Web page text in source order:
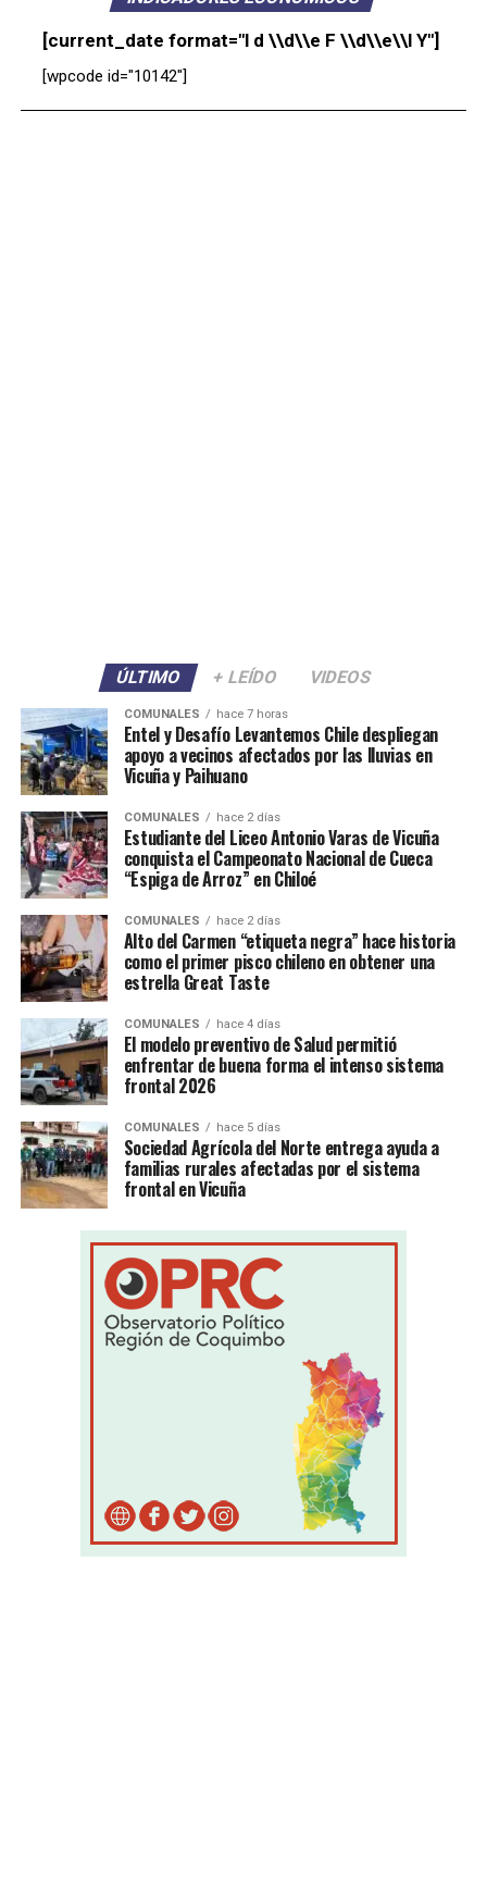
[current_date format="l d \\d\\e F \\d\\e\\l Y"]
[wpcode id="10142"]
ÚLTIMO + LEÍDO VIDEOS
COMUNALES hace 7 horas
Entel y Desafío Levantemos Chile despliegan
apoyo a vecinos afectados por las lluvias en
Vicuña y Paihuano
COMUNALES hace 2 días
Estudiante del Liceo Antonio Varas de Vicuña
conquista el Campeonato Nacional de Cueca
“Espiga de Arroz” en Chiloé
COMUNALES hace 2 días
Alto del Carmen “etiqueta negra” hace historia
como el primer pisco chileno en obtener una
estrella Great Taste
COMUNALES hace 4 días
El modelo preventivo de Salud permitió
enfrentar de buena forma el intenso sistema
frontal 2026
COMUNALES hace 5 días
Sociedad Agrícola del Norte entrega ayuda a
familias rurales afectadas por el sistema
frontal en Vicuña